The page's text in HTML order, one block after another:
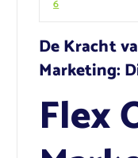
6
De Kracht
Marketing:
Flex